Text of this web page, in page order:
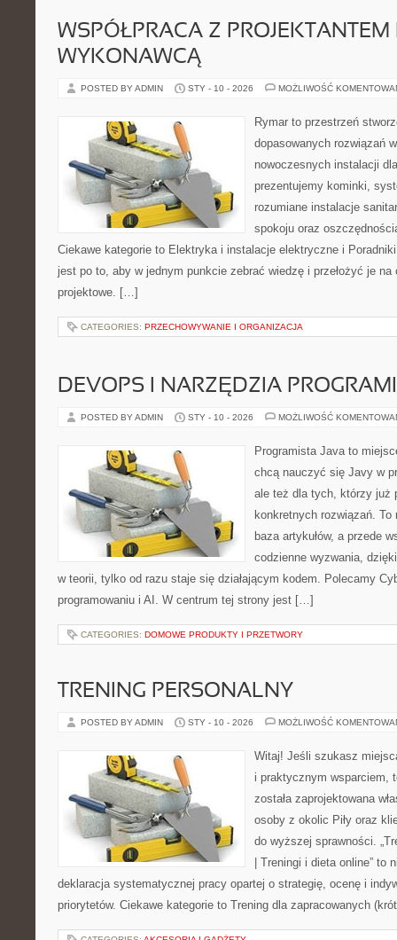
WSPÓŁPRACA Z PROJEKTANTEM
WYKONAWCĄ
POSTED BY ADMIN STY - 10 - 2026 MOŻLIWOŚĆ
Rymar to przestrzeń
dopasowanych rozwiązań
nowoczesnych instalacji
prezentujemy kominki,
rozumiane instalacje
spokoju oraz
Ciekawe kategorie to Elektryka i instalacje elektryczne i
jest po to, aby w jednym punkcie zebrać wiedzę i przełożyć je
projektowe. […]
CATEGORIES: PRZECHOWYWANIE I ORGANIZACJA
DEVOPS I NARZĘDZIA
POSTED BY ADMIN STY - 10 - 2026 MOŻLIWOŚĆ
Programista Java to
chcą nauczyć się Javy w
ale też dla tych, którzy już
konkretnych rozwiązań. To
baza artykułów, a przede
codzienne wyzwania,
w teorii, tylko od razu staje się działającym kodem. Polecamy
programowaniu i AI. W centrum tej strony jest […]
CATEGORIES: DOMOWE PRODUKTY I PRZETWORY
TRENING PERSONALNY
POSTED BY ADMIN STY - 10 - 2026 MOŻLIWOŚĆ
Witaj! Jeśli szukasz
i praktycznym wsparciem,
została zaprojektowana
osoby z okolic Piły oraz
do wyższej sprawności.
| Treningi i dieta online” to
deklaracja systematycznej pracy opartej o strategię, ocenę i
priorytetów. Ciekawe kategorie to Trening dla zapracowanych